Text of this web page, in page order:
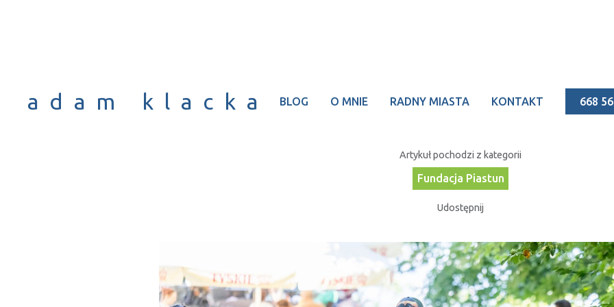
adam klacka BLOG O MNIE RADNY MIASTA KONTAKT 668
Pokonujemy bariery,
Artykuł pochodzi z kategorii
Fundacja Piastun
Udostępnij